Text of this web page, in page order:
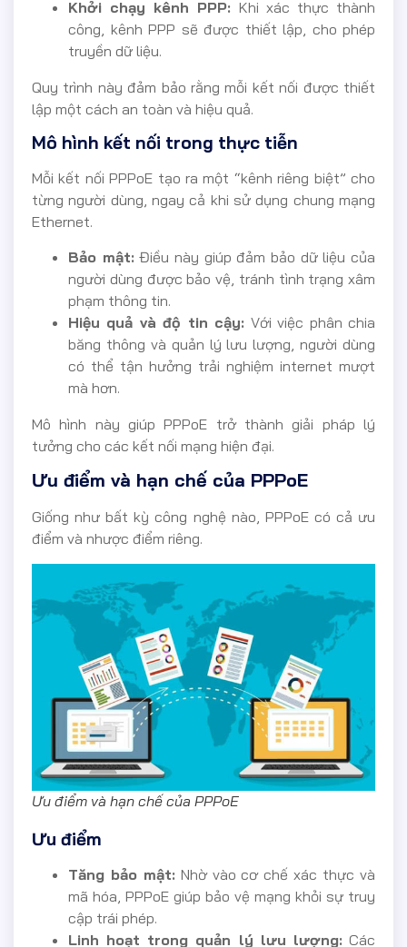
Khởi chạy kênh PPP: Khi xác thực thành
công, kênh PPP sẽ được thiết lập, cho phép
truyền dữ liệu.
Quy trình này đảm bảo rằng mỗi kết nối được thiết
lập một cách an toàn và hiệu quả.
Mô hình kết nối trong thực tiễn
Mỗi kết nối PPPoE tạo ra một “kênh riêng biệt” cho
từng người dùng, ngay cả khi sử dụng chung mạng
Ethernet.
Bảo mật: Điều này giúp đảm bảo dữ liệu của
người dùng được bảo vệ, tránh tình trạng xâm
phạm thông tin.
Hiệu quả và độ tin cậy: Với việc phân chia
băng thông và quản lý lưu lượng, người dùng
có thể tận hưởng trải nghiệm internet mượt
mà hơn.
Mô hình này giúp PPPoE trở thành giải pháp lý
tưởng cho các kết nối mạng hiện đại.
Ưu điểm và hạn chế của PPPoE
Giống như bất kỳ công nghệ nào, PPPoE có cả ưu
điểm và nhược điểm riêng.
Ưu điểm và hạn chế của PPPoE
Ưu điểm
Tăng bảo mật: Nhờ vào cơ chế xác thực và
mã hóa, PPPoE giúp bảo vệ mạng khỏi sự truy
cập trái phép.
Linh hoạt trong quản lý lưu lượng: Các